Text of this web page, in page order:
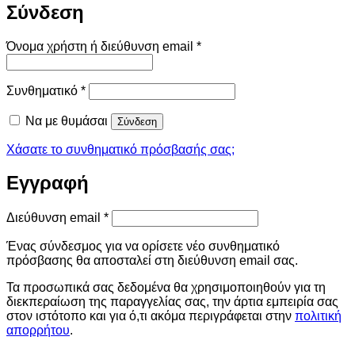
Σύνδεση
Όνομα χρήστη ή διεύθυνση email *Απαιτείται
Συνθηματικό *Απαιτείται
Να με θυμάσαι Σύνδεση
Χάσατε το συνθηματικό πρόσβασής σας;
Εγγραφή
Διεύθυνση email *Απαιτείται
Ένας σύνδεσμος για να ορίσετε νέο συνθηματικό
πρόσβασης θα αποσταλεί στη διεύθυνση email σας.
Τα προσωπικά σας δεδομένα θα χρησιμοποιηθούν για τη
διεκπεραίωση της παραγγελίας σας, την άρτια εμπειρία σας
στον ιστότοπο και για ό,τι ακόμα περιγράφεται στην πολιτική
απορρήτου.